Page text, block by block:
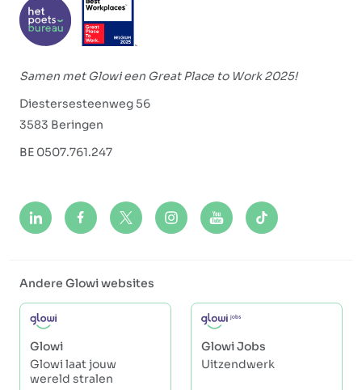
Samen met Glowi een Great Place to Work 2025!
Diestersesteenweg 56
3583 Beringen
BE 0507.761.247
Andere Glowi websites
Glowi
Glowi laat jouw
wereld stralen
Glowi Jobs
Uitzendwerk